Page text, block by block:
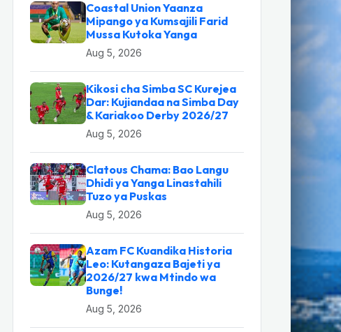
Coastal Union Yaanza
Mipango ya Kumsajili Farid
Mussa Kutoka Yanga
Aug 5, 2026
Kikosi cha Simba SC Kurejea
Dar: Kujiandaa na Simba Day
& Kariakoo Derby 2026/27
Aug 5, 2026
Clatous Chama: Bao Langu
Dhidi ya Yanga Linastahili
Tuzo ya Puskas
Aug 5, 2026
Azam FC Kuandika Historia
Leo: Kutangaza Bajeti ya
2026/27 kwa Mtindo wa
Bunge!
Aug 5, 2026